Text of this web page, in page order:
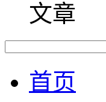
文章
首页